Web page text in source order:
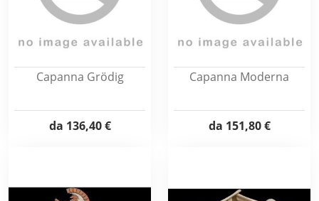
Capanna Grödig
da 136,40 €
Capanna Moderna
da 151,80 €